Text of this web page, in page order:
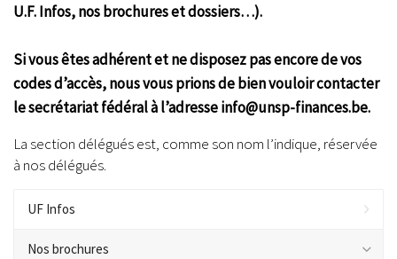
U.F. Infos, nos brochures et dossiers…).
Si vous êtes adhérent et ne disposez pas encore de vos
codes d’accès, nous vous prions de bien vouloir contacter
le secrétariat fédéral à l’adresse info@unsp-finances.be.
La section délégués est, comme son nom l’indique, réservée
à nos délégués.
UF Infos
Nos brochures